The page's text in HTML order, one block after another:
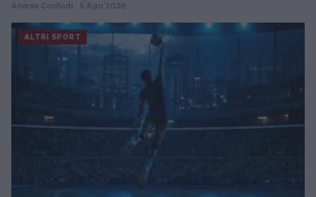
Andrea Conforti · 5 Ago 2026
ALTRI SPORT